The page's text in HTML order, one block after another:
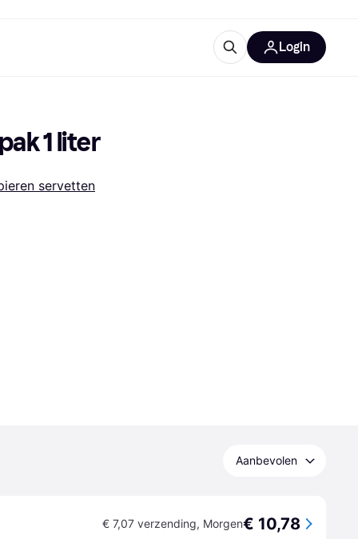
Login
1 liter
servetten
Aanbevolen
€ 7,07 verzending, Morgen€ 10,78